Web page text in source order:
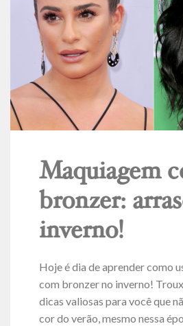
Maquiagem
bronzer:
inverno!
Hoje é dia de aprender como
com bronzer no inverno!
dicas valiosas para você que
cor do verão, mesmo nessa